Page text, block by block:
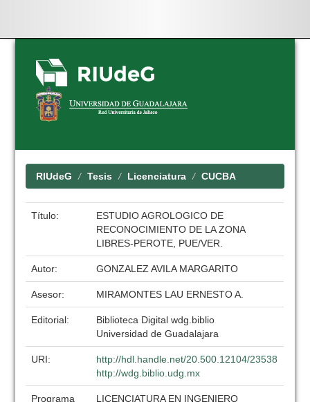
Skip
navigation
RIUdeG Tesis Licenciatura CUCBA
Título:
ESTUDIO AGROLOGICO DE
RECONOCIMIENTO DE LA ZONA
LIBRES-PEROTE, PUE/VER.
Autor: GONZALEZ AVILA MARGARITO
Asesor: MIRAMONTES LAU ERNESTO A.
Editorial:
Biblioteca Digital wdg.biblio
Universidad de Guadalajara
URI:
http://hdl.handle.net/20.500.12104/23538
http://wdg.biblio.udg.mx
Programa
LICENCIATURA EN INGENIERO